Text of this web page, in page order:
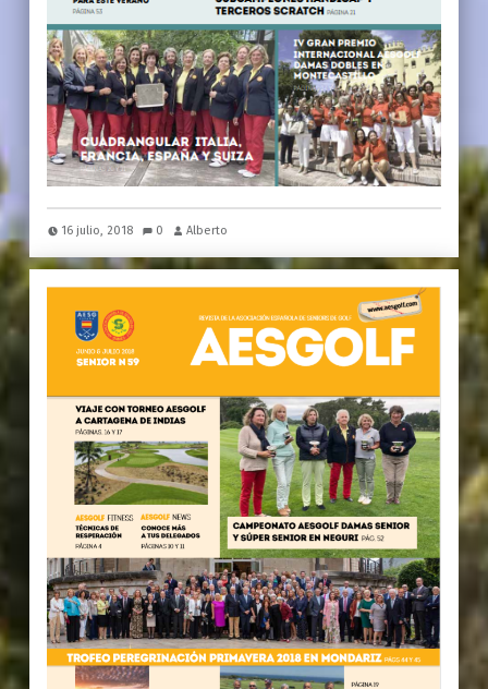
16 julio, 2018 0 Alberto